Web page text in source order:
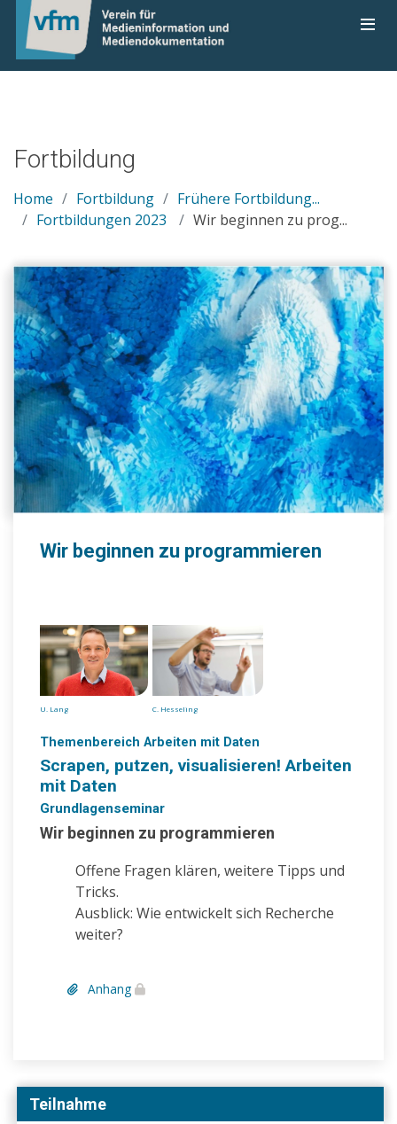
Fortbildung
Home Fortbildung
Frühere Fortbildung...
Fortbildungen 2023
Wir beginnen zu prog...
Wir beginnen zu programmieren
U. Lang C. Hesseling
Themenbereich Arbeiten mit Daten
Scrapen, putzen, visualisieren! Arbeiten
mit Daten
Grundlagenseminar
Wir beginnen zu programmieren
Offene Fragen klären, weitere Tipps und
Tricks.
Ausblick: Wie entwickelt sich Recherche
weiter?
Anhang
Teilnahme